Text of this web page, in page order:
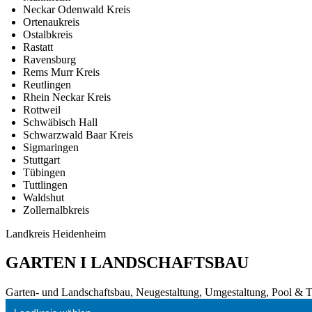
Neckar Odenwald Kreis
Ortenaukreis
Ostalbkreis
Rastatt
Ravensburg
Rems Murr Kreis
Reutlingen
Rhein Neckar Kreis
Rottweil
Schwäbisch Hall
Schwarzwald Baar Kreis
Sigmaringen
Stuttgart
Tübingen
Tuttlingen
Waldshut
Zollernalbkreis
Landkreis Heidenheim
GARTEN I LANDSCHAFTSBAU
Garten- und Landschaftsbau, Neugestaltung, Umgestaltung, Pool &